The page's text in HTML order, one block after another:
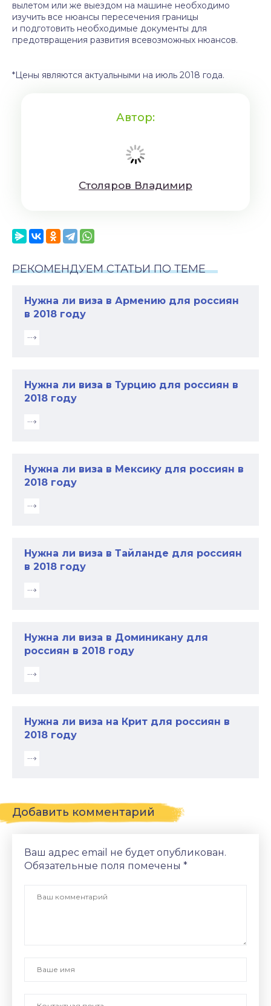
вылетом или же выездом на машине необходимо
изучить все нюансы пересечения границы
и подготовить необходимые документы для
предотвращения развития всевозможных нюансов.
*Цены являются актуальными на июль 2018 года.
Автор:
Cтoляpoв Влaдимиp
РЕКОМЕНДУЕМ СТАТЬИ ПО ТЕМЕ
Нужна ли виза в Армению для россиян
в 2018 году
Нужна ли виза в Турцию для россиян в
2018 году
Нужна ли виза в Мексику для россиян в
2018 году
Нужна ли виза в Тайланде для россиян
в 2018 году
Нужна ли виза в Доминикану для
россиян в 2018 году
Нужна ли виза на Крит для россиян в
2018 году
Добавить комментарий
Ваш адрес email не будет опубликован.
Обязательные поля помечены *